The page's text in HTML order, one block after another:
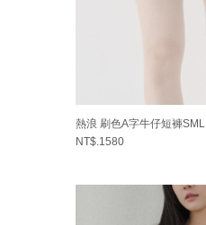
熱浪 刷色A字牛仔短褲SML
NT$.1580